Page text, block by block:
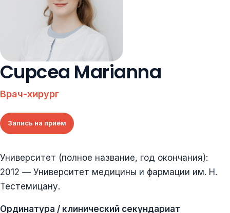
Cupcea Marianna
Врач-хирург
Запись на приём
Университет (полное название, год окончания):
2012 — Университет медицины и фармации им. Н.
Тестемицану.
Ординатура / клинический секундариат